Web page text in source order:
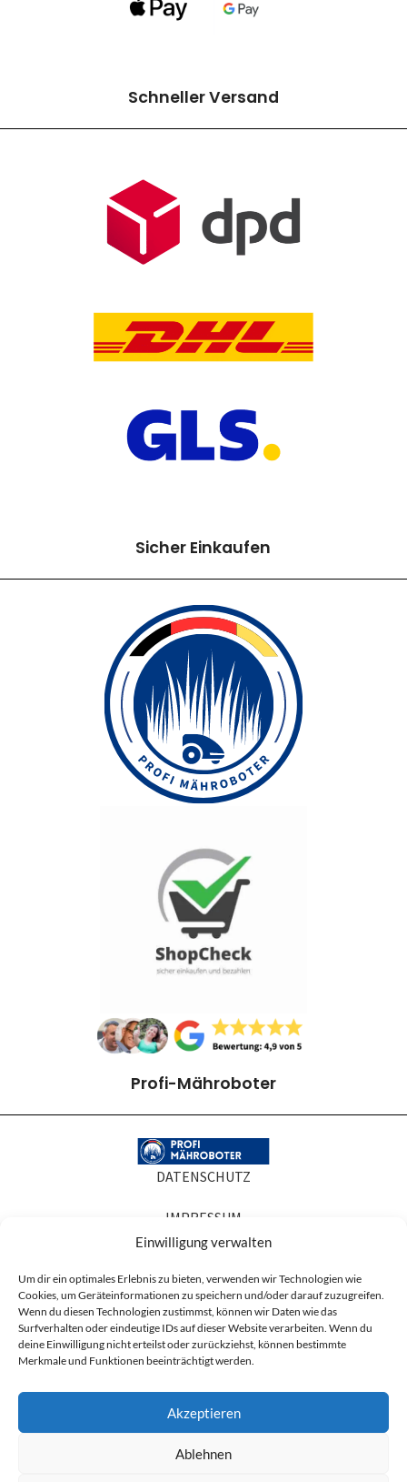
Einwilligung verwalten
Um dir ein optimales Erlebnis zu bieten, verwenden wir Technologien wie
Cookies, um Geräteinformationen zu speichern und/oder darauf zuzugreifen.
Wenn du diesen Technologien zustimmst, können wir Daten wie das
Surfverhalten oder eindeutige IDs auf dieser Website verarbeiten. Wenn du
deine Einwilligung nicht erteilst oder zurückziehst, können bestimmte
Merkmale und Funktionen beeinträchtigt werden.
Akzeptieren
Ablehnen
Schneller Versand
Sicher Einkaufen
Profi-Mähroboter
DATENSCHUTZ
IMPRESSUM
AGB
Produktabbildungen dienen der Illustration. Sie können Zubehör oder
Ausstattung zeigen, die nicht zum Lieferumfang gehören, und in Details vom
Artikelbeschreibung.
* Alle Preise sind Nettopreise zzgl. der ges. MwSt. (19%) und ggf. anfallender
Versandkosten.